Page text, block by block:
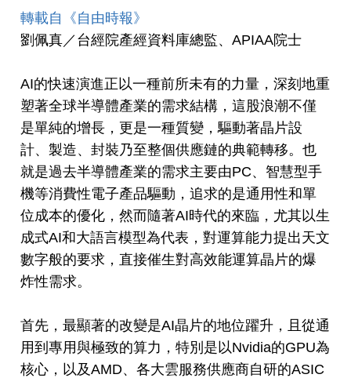
轉載自《自由時報》
劉佩真／台經院產經資料庫總監、APIAA院士
AI的快速演進正以一種前所未有的力量，深刻地重
塑著全球半導體產業的需求結構，這股浪潮不僅
是單純的增長，更是一種質變，驅動著晶片設
計、製造、封裝乃至整個供應鏈的典範轉移。也
就是過去半導體產業的需求主要由PC、智慧型手
機等消費性電子產品驅動，追求的是通用性和單
位成本的優化，然而隨著AI時代的來臨，尤其以生
成式AI和大語言模型為代表，對運算能力提出天文
數字般的要求，直接催生對高效能運算晶片的爆
炸性需求。
首先，最顯著的改變是AI晶片的地位躍升，且從通
用到專用與極致的算力，特別是以Nvidia的GPU為
核心，以及AMD、各大雲服務供應商自研的ASIC